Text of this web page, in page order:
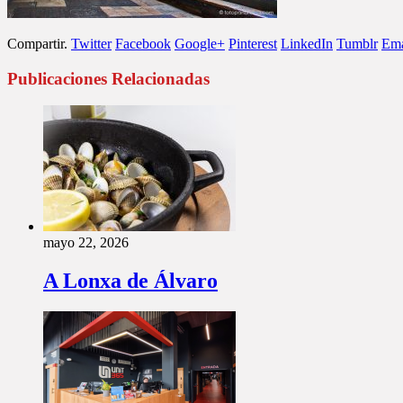
Compartir. Twitter Facebook Google+ Pinterest LinkedIn Tumblr
Publicaciones Relacionadas
mayo 22, 2026
A Lonxa de Álvaro